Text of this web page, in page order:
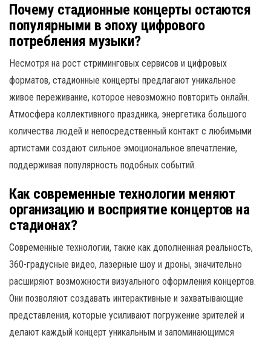
Почему стадионные концерты остаются
популярными в эпоху цифрового
потребления музыки?
Несмотря на рост стриминговых сервисов и цифровых
форматов, стадионные концерты предлагают уникальное
живое переживание, которое невозможно повторить онлайн.
Атмосфера коллективного праздника, энергетика большого
количества людей и непосредственный контакт с любимыми
артистами создают сильное эмоциональное впечатление,
поддерживая популярность подобных событий.
Как современные технологии меняют
организацию и восприятие концертов на
стадионах?
Современные технологии, такие как дополненная реальность,
360-градусные видео, лазерные шоу и дроны, значительно
расширяют возможности визуального оформления концертов.
Они позволяют создавать интерактивные и захватывающие
представления, которые усиливают погружение зрителей и
делают каждый концерт уникальным и запоминающимся